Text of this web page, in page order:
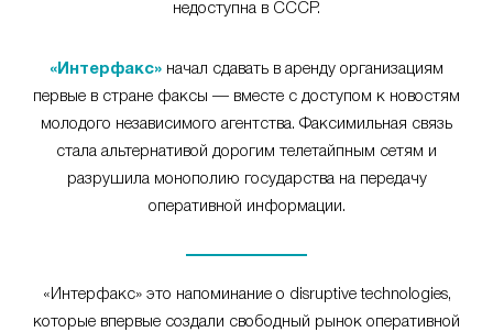
недоступна в СССР.
«Интерфакс» начал сдавать в аренду организациям
первые в стране факсы — вместе с доступом к новостям
молодого независимого агентства. Факсимильная связь
стала альтернативой дорогим телетайпным сетям и
разрушила монополию государства на передачу
оперативной информации.
«Интерфакс» это напоминание о disruptive technologies,
которые впервые создали свободный рынок оперативной